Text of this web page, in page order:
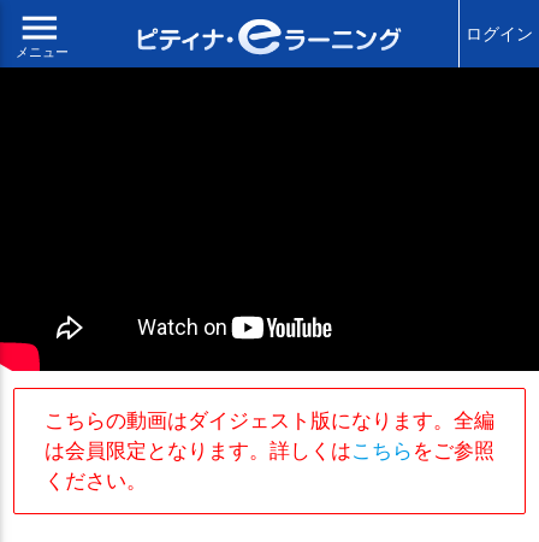
menu
メニュー
ログイン
こちらの動画はダイジェスト版になります。全編
は会員限定となります。詳しくはこちら をご参照
ください。